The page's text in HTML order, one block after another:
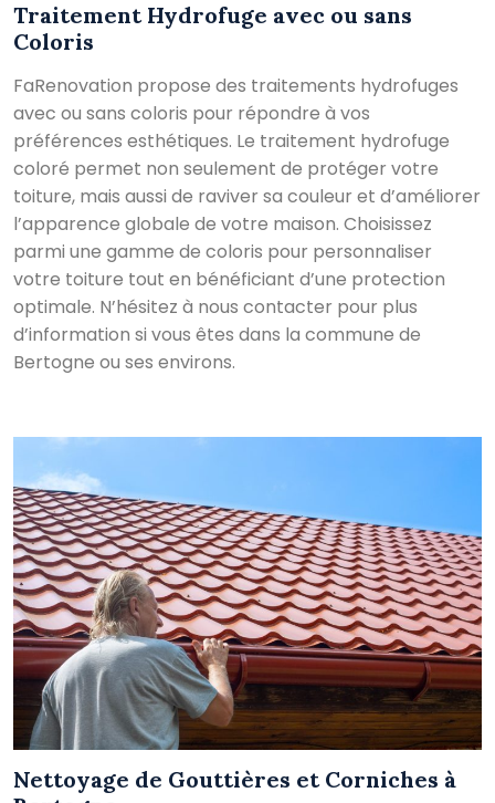
Traitement Hydrofuge avec ou sans
Coloris
FaRenovation propose des traitements hydrofuges
avec ou sans coloris pour répondre à vos
préférences esthétiques. Le traitement hydrofuge
coloré permet non seulement de protéger votre
toiture, mais aussi de raviver sa couleur et d’améliorer
l’apparence globale de votre maison. Choisissez
parmi une gamme de coloris pour personnaliser
votre toiture tout en bénéficiant d’une protection
optimale. N’hésitez à nous contacter pour plus
d’information si vous êtes dans la commune de
Bertogne ou ses environs.
Nettoyage de Gouttières et Corniches à